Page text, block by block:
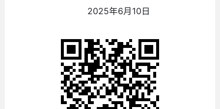
2025年6月10日